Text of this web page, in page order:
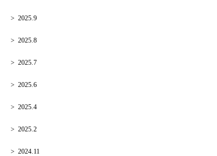
2025.9
2025.8
2025.7
2025.6
2025.4
2025.2
2024.11